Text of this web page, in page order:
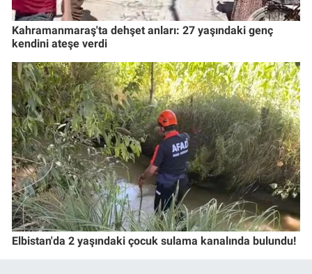
Kahramanmaraş'ta dehşet anları: 27 yaşındaki genç
kendini ateşe verdi
Elbistan'da 2 yaşındaki çocuk sulama kanalında bulundu!